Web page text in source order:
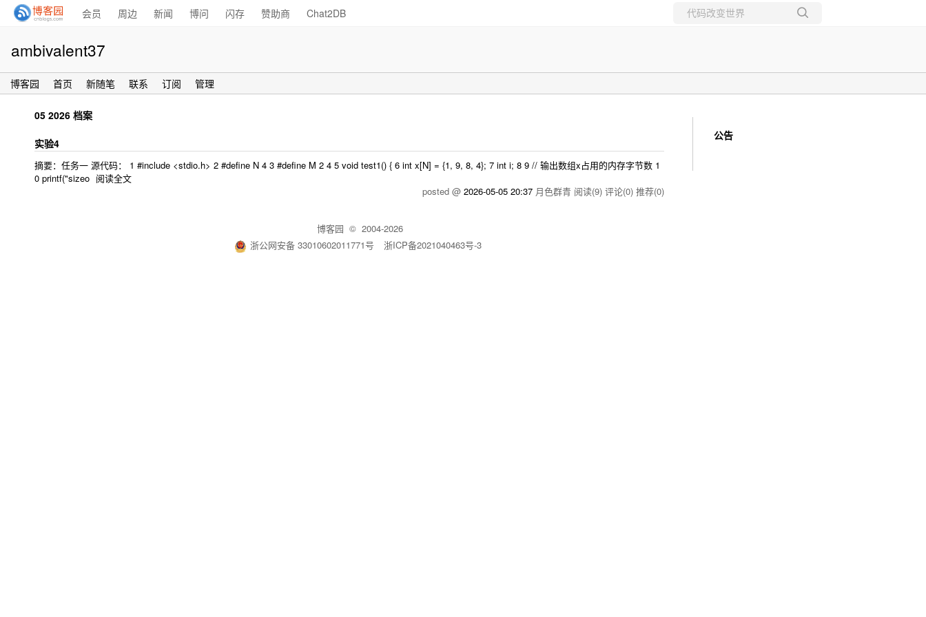
会员 周边 新闻 博问 闪存 赞助商 Chat2DB
ambivalent37
博客园 首页 新随笔 联系 订阅 管理
05 2026 档案
实验4
摘要：任务一 源代码： 1 #include <stdio.h> 2 #define N 4 3 #define M 2 4 5 void test1() { 6 int x[N] = {1, 9, 8, 4}; 7 int i; 8 9 // 输出数组x占用的内存字节数 1
0 printf("sizeo 阅读全文
posted @ 2026-05-05 20:37 月色群青 阅读(9) 评论(0) 推荐(0)
公告
博客园 © 2004-2026
浙公网安备 33010602011771号
浙ICP备2021040463号-3